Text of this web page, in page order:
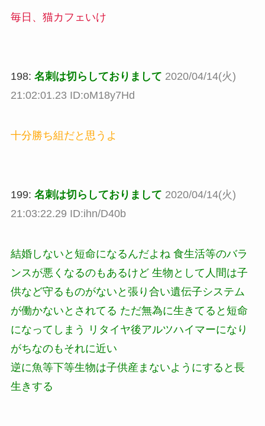
毎日、猫カフェいけ
198: 名刺は切らしておりまして 2020/04/14(火)
21:02:01.23 ID:oM18y7Hd
十分勝ち組だと思うよ
199: 名刺は切らしておりまして 2020/04/14(火)
21:03:22.29 ID:ihn/D40b
結婚しないと短命になるんだよね 食生活等のバラ
ンスが悪くなるのもあるけど 生物として人間は子
供など守るものがないと張り合い遺伝子システム
が働かないとされてる ただ無為に生きてると短命
になってしまう リタイヤ後アルツハイマーになり
がちなのもそれに近い
逆に魚等下等生物は子供産まないようにすると長
生きする